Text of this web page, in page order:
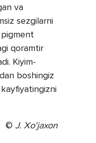
va
sezgilarni
qoramtir
Kiyim-
boshingiz
© J. Xo'jaxon